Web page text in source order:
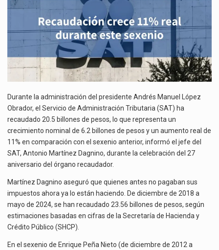
El Departamento de Agricultura de Estados Unidos (USDA) suspendió el 5 de agosto de 2026…
El derecho a la previsibilidad de los horarios de trabajo en turnos rotativos podría ser…
Durante la administración del presidente Andrés Manuel López
Obrador, el Servicio de Administración Tributaria (SAT) ha
recaudado 20.5 billones de pesos, lo que representa un
crecimiento nominal de 6.2 billones de pesos y un aumento real de
11% en comparación con el sexenio anterior, informó el jefe del
SAT, Antonio Martínez Dagnino, durante la celebración del 27
aniversario del órgano recaudador.
Martínez Dagnino aseguró que quienes antes no pagaban sus
impuestos ahora ya lo están haciendo. De diciembre de 2018 a
mayo de 2024, se han recaudado 23.56 billones de pesos, según
estimaciones basadas en cifras de la Secretaría de Hacienda y
Crédito Público (SHCP).
En el sexenio de Enrique Peña Nieto (de diciembre de 2012 a